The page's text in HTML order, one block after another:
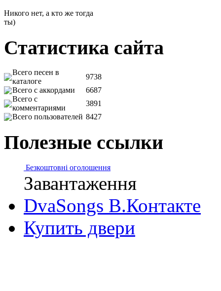
Никого нет, а кто же тогда
ты)
Статистика сайта
Всего песен в
каталоге
9738
Всего с аккордами
6687
Всего с
комментариями
3891
Всего пользователей 8427
Полезные ссылки
Безкоштовні оголошення
Завантаження
DvaSongs В.Контакте
Купить двери